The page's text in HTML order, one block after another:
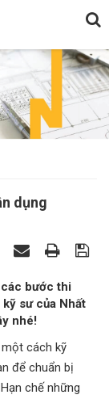
dụng
bước thi
sư của Nhất
nhé!
cách kỹ
để chuẩn bị
chế những